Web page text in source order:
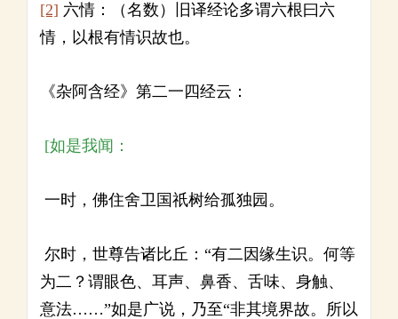
[2] 六情：（名数）旧译经论多谓六根曰六
情，以根有情识故也。
《杂阿含经》第二一四经云：
[如是我闻：
一时，佛住舍卫国祇树给孤独园。
尔时，世尊告诸比丘：“有二因缘生识。何等
为二？谓眼色、耳声、鼻香、舌味、身触、
意法……”如是广说，乃至“非其境界故。所以